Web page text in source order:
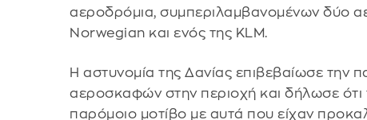
αεροδρόμια, συμπεριλαμβανομένων δύο
Norwegian και ενός της KLM.
Η αστυνομία της Δανίας επιβεβαίωσε την
αεροσκαφών στην περιοχή και δήλωσε
παρόμοιο μοτίβο με αυτά που είχαν